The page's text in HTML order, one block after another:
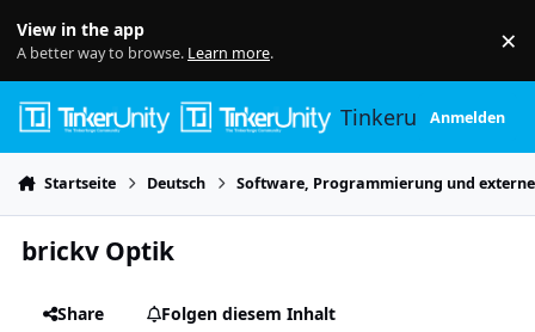
View in the app
A better way to browse. Learn more. ×
TinkerunityAnmelden
Startseite Deutsch Software, Programmierung und
brickv Optik
Share
Folgen diesem Inhalt